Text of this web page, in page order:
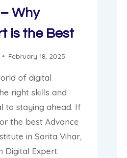
Why
is the Best
February 18, 2025
of digital
right skills and
to staying ahead. If
the best Advance
in Sarita Vihar,
Digital Expert.